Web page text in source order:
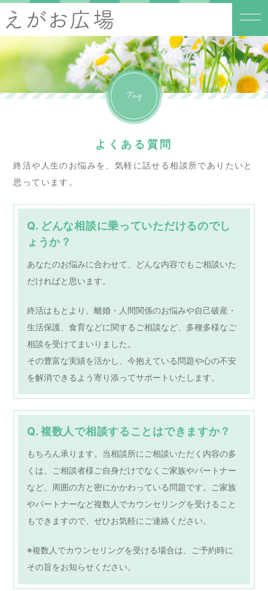
Faq
よくある質問
終活や人生のお悩みを、気軽に話せる相談所でありたいと
思っています。
Q. どんな相談に乗っていただけるのでし
ょうか？
あなたのお悩みに合わせて、どんな内容でもご相談いた
だければと思います。
終活はもとより、離婚・人間関係のお悩みや自己破産・
生活保護、食育などに関するご相談など、多種多様なご
相談を受けてまいりました。
その豊富な実績を活かし、今抱えている問題や心の不安
を解消できるよう寄り添ってサポートいたします。
Q. 複数人で相談することはできますか？
もちろん承ります。当相談所にご相談いただく内容の多
くは、ご相談者様ご自身だけでなくご家族やパートナー
など、周囲の方と密にかかわっている問題です。ご家族
やパートナーなど複数人でカウンセリングを受けること
もできますので、ぜひお気軽にご連絡ください。
※複数人でカウンセリングを受ける場合は、ご予約時に
その旨をお知らせください。